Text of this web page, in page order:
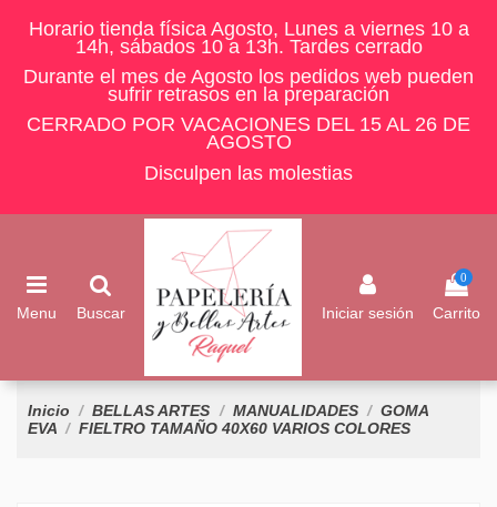
Horario tienda física Agosto, Lunes a viernes 10 a
14h, sábados 10 a 13h. Tardes cerrado
Durante el mes de Agosto los pedidos web pueden
sufrir retrasos en la preparación
CERRADO POR VACACIONES DEL 15 AL 26 DE
AGOSTO
Disculpen las molestias
Menu Buscar Iniciar sesión
0
Carrito
Inicio BELLAS ARTES MANUALIDADES
GOMA
EVA
FIELTRO TAMAÑO 40X60 VARIOS COLORES